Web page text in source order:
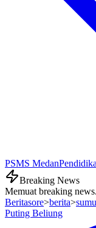
PSMS Medan
Breaking News
Memuat breaking
Beritasore>berita>
Puting Beliung